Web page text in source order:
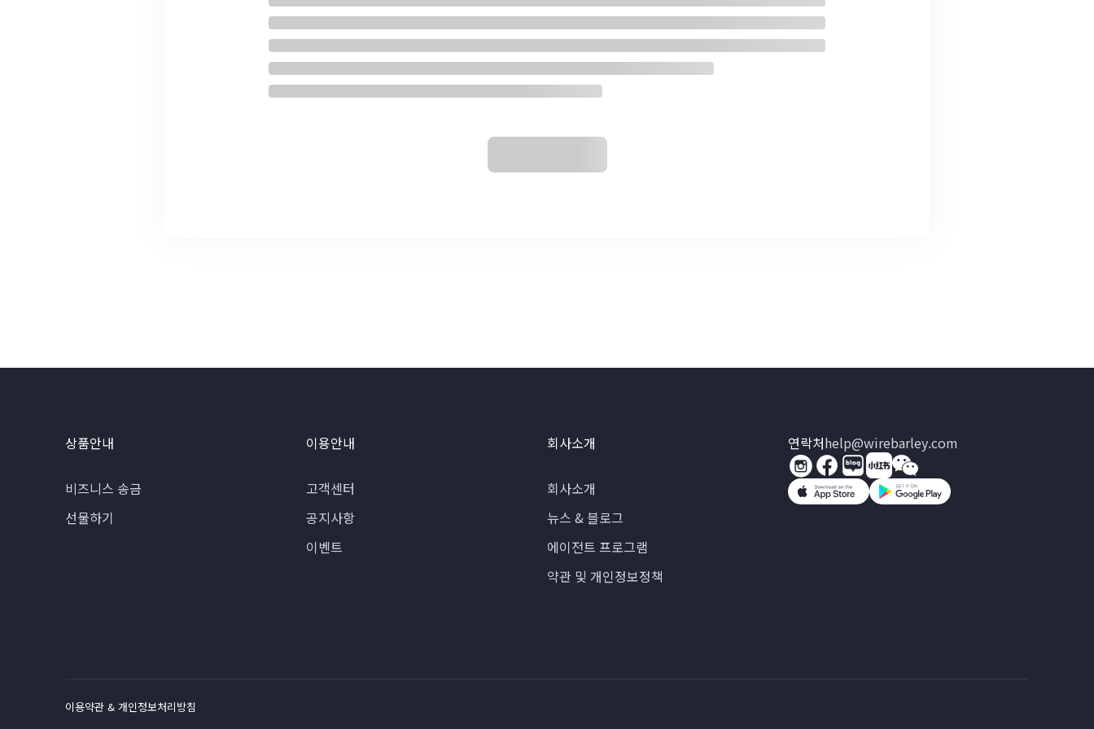
상품안내
비즈니스 송금
선물하기
이용안내
고객센터
공지사항
이벤트
회사소개
회사소개
뉴스 & 블로그
에이전트 프로그램
약관 및 개인정보정책
연락처help@wirebarley.com
이용약관 & 개인정보처리방침